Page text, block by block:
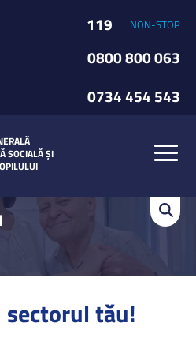
SOCIALĂ ȘI
119
NON-STOP
0800 800 063
0734 454 543
tău!